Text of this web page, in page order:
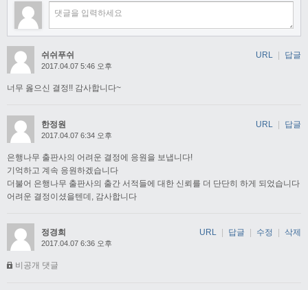
쉬쉬푸쉬
2017.04.07 5:46 오후
너무 옳으신 결정!! 감사합니다~
URL | 답글
한정원
2017.04.07 6:34 오후
은행나무 출판사의 어려운 결정에 응원을 보냅니다!
기억하고 계속 응원하겠습니다
더불어 은행나무 출판사의 출간 서적들에 대한 신뢰를 더 단단히 하게 되었습니다
어려운 결정이셨을텐데, 감사합니다
URL | 답글
정경희
2017.04.07 6:36 오후
비공개 댓글
URL 답글 수정 삭제